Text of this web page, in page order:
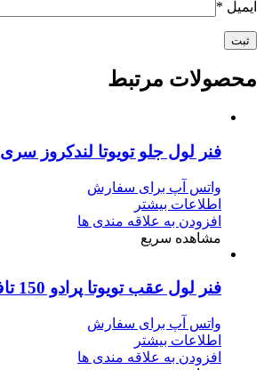
ایمیل *
محصولات مرتبط
فنر لول جلو تویوتا لندکروز سری 200 تاف داگ
واتس آپ برای سفارش
اطلاعات بیشتر
افزودن به علاقه مندی ها
مشاهده سریع
فنر لول عقب تویوتا پرادو 150 تاف داگ
واتس آپ برای سفارش
اطلاعات بیشتر
افزودن به علاقه مندی ها